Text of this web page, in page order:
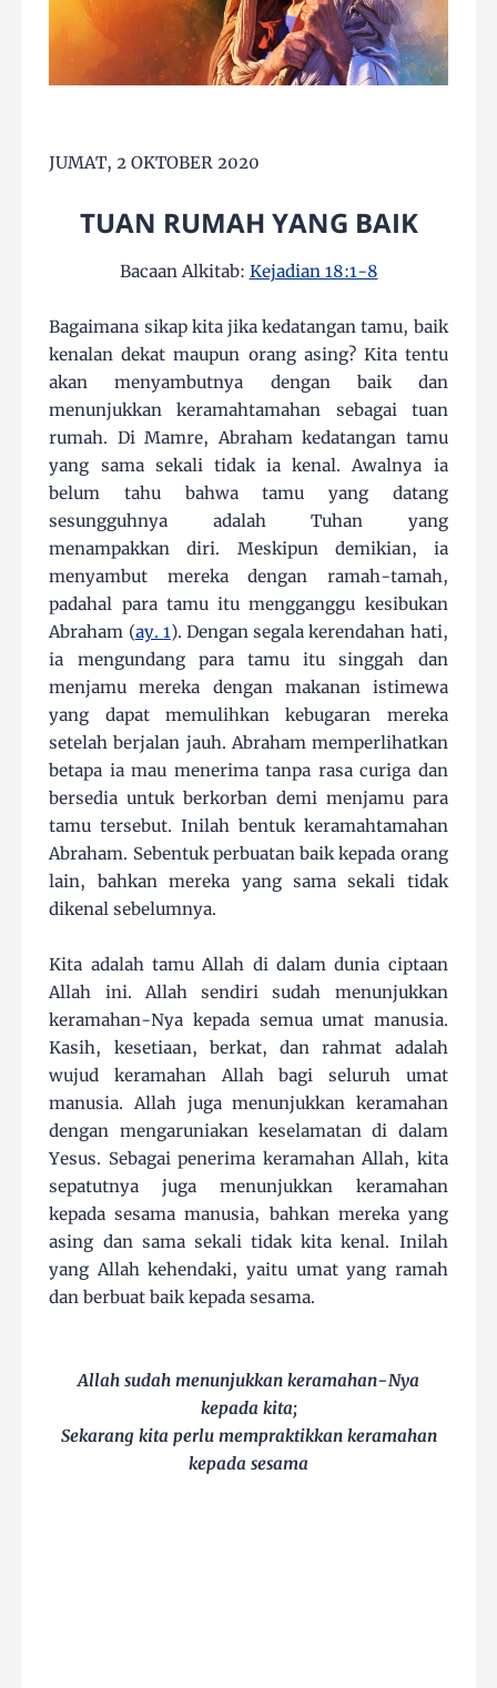
JUMAT, 2 OKTOBER 2020
TUAN RUMAH YANG BAIK
Bacaan Alkitab: Kejadian 18:1-8
Bagaimana sikap kita jika kedatangan tamu, baik
kenalan dekat maupun orang asing? Kita tentu
akan menyambutnya dengan baik dan
menunjukkan keramahtamahan sebagai tuan
rumah. Di Mamre, Abraham kedatangan tamu
yang sama sekali tidak ia kenal. Awalnya ia
belum tahu bahwa tamu yang datang
sesungguhnya adalah Tuhan yang
menampakkan diri. Meskipun demikian, ia
menyambut mereka dengan ramah-tamah,
padahal para tamu itu mengganggu kesibukan
Abraham (ay. 1). Dengan segala kerendahan hati,
ia mengundang para tamu itu singgah dan
menjamu mereka dengan makanan istimewa
yang dapat memulihkan kebugaran mereka
setelah berjalan jauh. Abraham memperlihatkan
betapa ia mau menerima tanpa rasa curiga dan
bersedia untuk berkorban demi menjamu para
tamu tersebut. Inilah bentuk keramahtamahan
Abraham. Sebentuk perbuatan baik kepada orang
lain, bahkan mereka yang sama sekali tidak
dikenal sebelumnya.
Kita adalah tamu Allah di dalam dunia ciptaan
Allah ini. Allah sendiri sudah menunjukkan
keramahan-Nya kepada semua umat manusia.
Kasih, kesetiaan, berkat, dan rahmat adalah
wujud keramahan Allah bagi seluruh umat
manusia. Allah juga menunjukkan keramahan
dengan mengaruniakan keselamatan di dalam
Yesus. Sebagai penerima keramahan Allah, kita
sepatutnya juga menunjukkan keramahan
kepada sesama manusia, bahkan mereka yang
asing dan sama sekali tidak kita kenal. Inilah
yang Allah kehendaki, yaitu umat yang ramah
dan berbuat baik kepada sesama.
Allah sudah menunjukkan keramahan-Nya
kepada kita;
Sekarang kita perlu mempraktikkan keramahan
kepada sesama